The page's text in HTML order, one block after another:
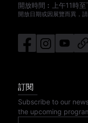
開放時間︰
上午11時至
開放日期或因展覽而異，
訂閱
Subscribe to our
the upcoming